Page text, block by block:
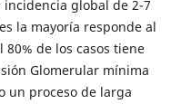
global de 2-7
la mayoría responde al
de los casos tiene
Glomerular mínima
un proceso de larga